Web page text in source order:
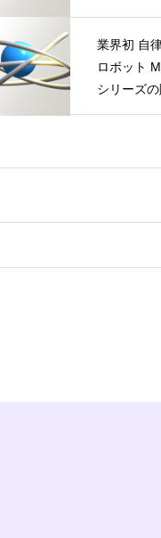
業界初 自
ロボット
シリーズ